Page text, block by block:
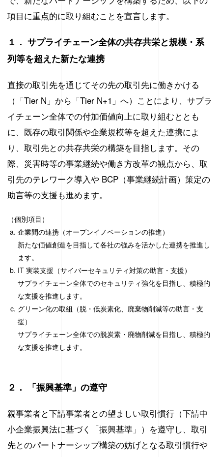
項目に重点的に取り組むことを宣言します。
１． サプライチェーン全体の共存共栄と規模・系
列等を超えた新たな連携
直接の取引先を通じてその先の取引先に働きかける
（「Tier N」から「Tier N+1」へ）ことにより、サプラ
イチェーン全体での付加価値向上に取り組むととも
に、既存の取引関係や企業規模等を超えた連携によ
り、取引先との共存共栄の構築を目指します。その
際、災害時等の事業継続や働き方改革の観点から、取
引先のテレワーク導入や BCP（事業継続計画）策定の
助言等の支援も進めます。
（個別項目）
企業間の連携（オープンイノベーションの推進）
新たな価値創造を目指して各社の強みを活かした連携を推進し
ます。
IT 実装支援（サイバーセキュリティ対策の助言・支援）
サプライチェーン全体でのセキュリティ強化を目指し、積極的
な支援を推進します。
グリーン化の取組（脱・低炭素化、廃棄物削減等の助言・支
援）
サプライチェーン全体での脱炭素・廃物削減を目指し、積極的
な支援を推進します。
２． 「振興基準」の遵守
親事業者と下請事業者との望ましい取引慣行（下請中
小企業振興法に基づく「振興基準」）を遵守し、取引
先とのパートナーシップ構築の妨げとなる取引慣行や